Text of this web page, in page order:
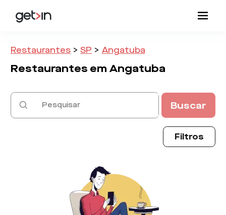
Restaurantes > SP > Angatuba
Restaurantes emAngatuba
Buscar
Filtros